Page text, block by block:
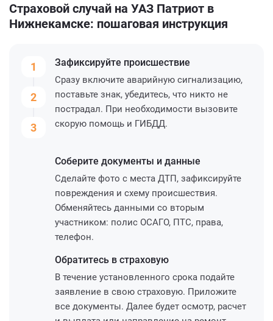
Страховой случай на УАЗ Патриот в
Нижнекамске: пошаговая инструкция
1
2
3
Зафиксируйте происшествие
Сразу включите аварийную сигнализацию,
поставьте знак, убедитесь, что никто не
пострадал. При необходимости вызовите
скорую помощь и ГИБДД.
Соберите документы и данные
Сделайте фото с места ДТП, зафиксируйте
повреждения и схему происшествия.
Обменяйтесь данными со вторым
участником: полис ОСАГО, ПТС, права,
телефон.
Обратитесь в страховую
В течение установленного срока подайте
заявление в свою страховую. Приложите
все документы. Далее будет осмотр, расчет